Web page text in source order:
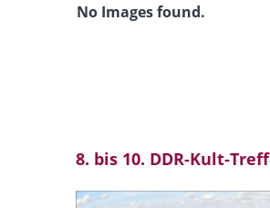
No Images found.
8. bis 10. DDR-Kult-